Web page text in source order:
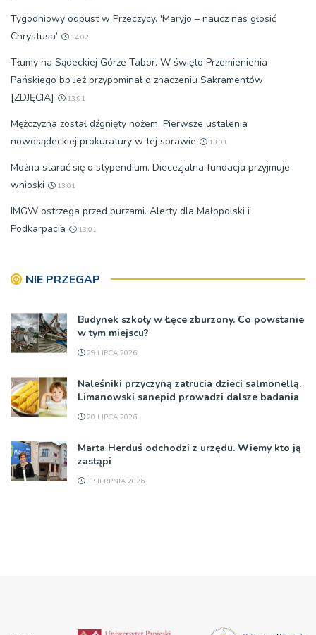
Tygodniowy odpust w Przeczycy. 'Maryjo – naucz nas głosić
Chrystusa’
14:02
Tłumy na Sądeckiej Górze Tabor. W święto Przemienienia
Pańskiego bp Jeż przypominał o znaczeniu Sakramentów
[ZDJĘCIA]
13:01
Mężczyzna został dźgnięty nożem. Pierwsze ustalenia
nowosądeckiej prokuratury w tej sprawie
13:01
Można starać się o stypendium. Diecezjalna fundacja przyjmuje
wnioski
13:01
IMGW ostrzega przed burzami. Alerty dla Małopolski i
Podkarpacia
13:01
NIE PRZEGAP
Budynek szkoły w Łęce zburzony. Co powstanie
w tym miejscu?
29 LIPCA 2026
Naleśniki przyczyną zatrucia dzieci salmonellą.
Limanowski sanepid prowadzi dalsze badania
20 LIPCA 2026
Marta Herduś odchodzi z urzędu. Wiemy kto ją
zastąpi
3 SIERPNIA 2026